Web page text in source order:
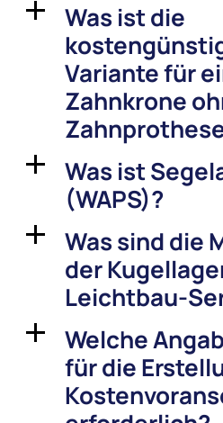
a
Was ist die
Variante für
Zahnkrone
a
Was ist
(WAPS)?
a
Was sind die
der
Leichtbau-
a
Welche
für die